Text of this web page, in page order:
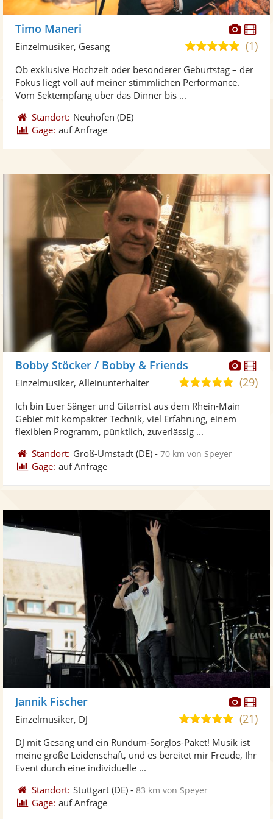
Fotos
Timo Maneri
5,0
5
(1)
Einzelmusiker, Gesang
Ob exklusive Hochzeit oder besonderer Geburtstag – der
Fokus liegt voll auf meiner stimmlichen Performance.
Vom Sektempfang über das Dinner bis ...
Standort: Neuhofen (DE)
Gage: auf Anfrage
Bobby Stöcker / Bobby & Friends
5,0
5
(29)
Einzelmusiker, Alleinunterhalter
Ich bin Euer Sänger und Gitarrist aus dem Rhein-Main
Gebiet mit kompakter Technik, viel Erfahrung, einem
flexiblen Programm, pünktlich, zuverlässig ...
Standort: Groß-Umstadt (DE) -70 km von Speyer
Gage: auf Anfrage
Fotos
Jannik Fischer
4,9
5
Sternen
(21)
Einzelmusiker, DJ
DJ mit Gesang und ein Rundum-Sorglos-Paket! Musik ist
meine große Leidenschaft, und es bereitet mir Freude, Ihr
Event durch eine individuelle ...
Standort: Stuttgart (DE) -83 km von Speyer
Gage: auf Anfrage